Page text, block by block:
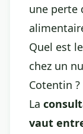
une perte
Quel est
chez un
Cotentin ?
La
vaut